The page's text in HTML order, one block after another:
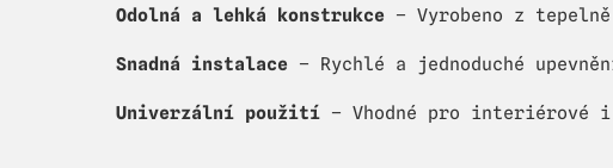
Odolná a lehká konstrukce – Vyrobeno z
Snadná instalace – Rychlé a jednoduché
Univerzální použití – Vhodné pro interiérové